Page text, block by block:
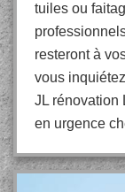
tuiles ou
resteront à
vous
JL rénovation
en urgence